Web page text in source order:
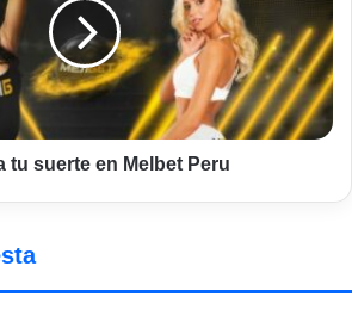
tu suerte en Melbet Peru